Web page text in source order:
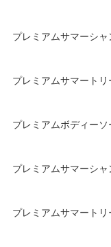
プレミアムサマーシ
プレミアムサマート
プレミアムボディー
プレミアムサマーシ
プレミアムサマート